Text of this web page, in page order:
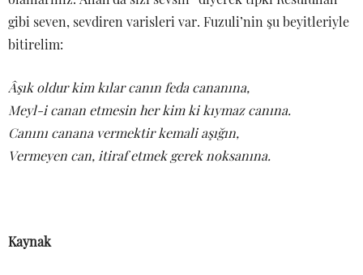
gibi seven, sevdiren varisleri var. Fuzuli’nin şu beyitleriyle
bitirelim:
Âşık oldur kim kılar canın feda cananına,
Meyl-i canan etmesin her kim ki kıymaz canına.
Canını canana vermektir kemali aşığın,
Vermeyen can, itiraf etmek gerek noksanına.
Kaynak